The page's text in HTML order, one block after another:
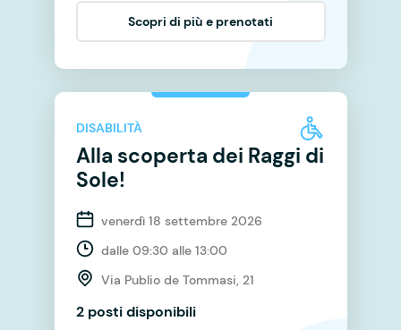
Scopri di più e prenotati
DISABILITÀ
Alla scoperta dei Raggi di
Sole!
venerdì 18 settembre 2026
dalle 09:30 alle 13:00
Via Publio de Tommasi, 21
2 posti disponibili